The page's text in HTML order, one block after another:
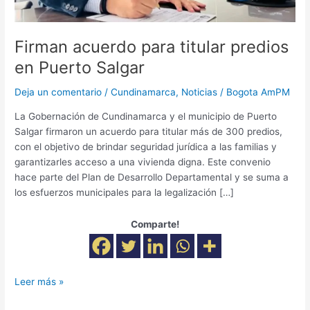
Firman acuerdo para titular predios
en Puerto Salgar
Deja un comentario /Cundinamarca, Noticias / Bogota AmPM
La Gobernación de Cundinamarca y el municipio de Puerto
Salgar firmaron un acuerdo para titular más de 300 predios,
con el objetivo de brindar seguridad jurídica a las familias y
garantizarles acceso a una vivienda digna. Este convenio
hace parte del Plan de Desarrollo Departamental y se suma a
los esfuerzos municipales para la legalización […]
Comparte!
Leer más »